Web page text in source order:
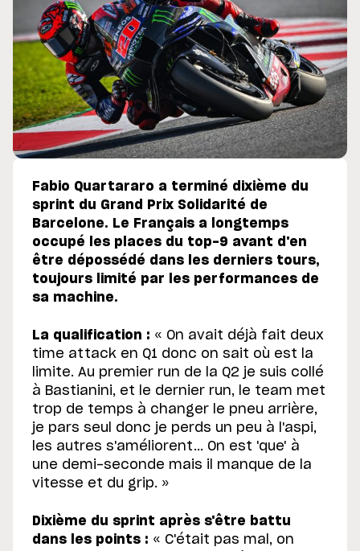
Fabio Quartararo a terminé dixième du
sprint du Grand Prix Solidarité de
Barcelone. Le Français a longtemps
occupé les places du top-9 avant d'en
être dépossédé dans les derniers tours,
toujours limité par les performances de
sa machine.
La qualification : « On avait déjà fait deux
time attack en Q1 donc on sait où est la
limite. Au premier run de la Q2 je suis collé
à Bastianini, et le dernier run, le team met
trop de temps à changer le pneu arrière,
je pars seul donc je perds un peu à l'aspi,
les autres s'améliorent... On est 'que' à
une demi-seconde mais il manque de la
vitesse et du grip. »
Dixième du sprint après s'être battu
dans les points : « C'était pas mal, on